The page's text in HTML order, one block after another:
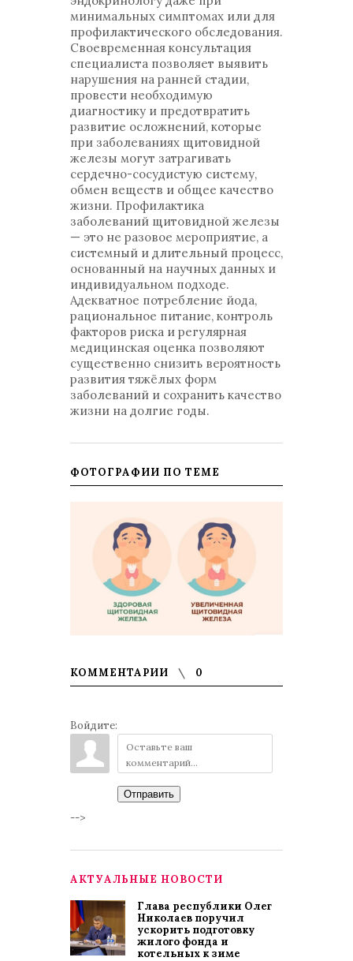
минимальных симптомах или для
профилактического обследования.
Своевременная консультация
специалиста позволяет выявить
нарушения на ранней стадии,
провести необходимую
диагностику и предотвратить
развитие осложнений, которые
при заболеваниях щитовидной
железы могут затрагивать
сердечно-сосудистую систему,
обмен веществ и общее качество
жизни. Профилактика
заболеваний щитовидной железы
— это не разовое мероприятие, а
системный и длительный процесс,
основанный на научных данных и
индивидуальном подходе.
Адекватное потребление йода,
рациональное питание, контроль
факторов риска и регулярная
медицинская оценка позволяют
существенно снизить вероятность
развития тяжёлых форм
заболеваний и сохранить качество
жизни на долгие годы.
ФОТОГРАФИИ ПО ТЕМЕ
КОММЕНТАРИИ 0
Войдите:
Отправить
-->
АКТУАЛЬНЫЕ НОВОСТИ
Глава республики Олег
Николаев поручил
ускорить подготовку
жилого фонда и
котельных к зиме